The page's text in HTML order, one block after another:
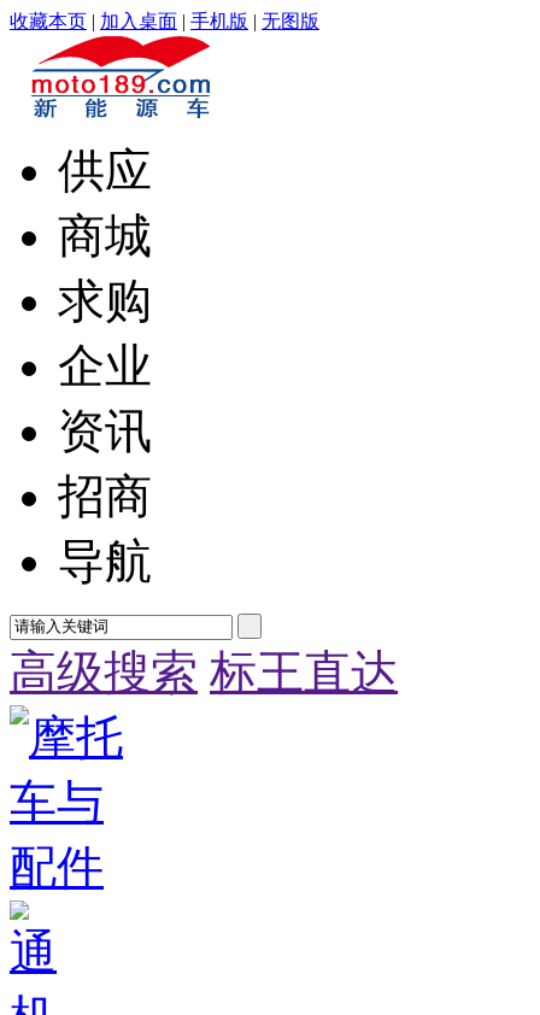
收藏本页 | 加入桌面 | 手机版 | 无图版
供应
商城
求购
企业
资讯
招商
导航
高级搜索 标王直达